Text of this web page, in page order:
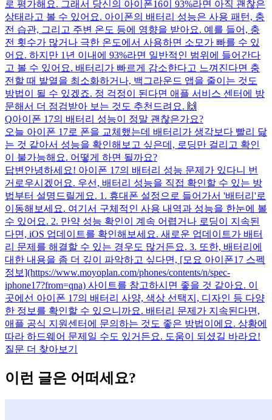
로 평가해요. 그래서 당신의 아이폰16이 93%라면 아직 괜찮은
상태라고 볼 수 있어요. 아이폰의 배터리 성능은 사용 패턴, 충
전 습관, 그리고 주변 온도 등에 영향을 받아요. 예를 들어, 충
전 횟수가 많거나 극한 온도에서 사용하면 소모가 빠를 수 있
어요. 하지만 1년 이내에 93%라면 일반적인 범위에 들어간다
고 볼 수 있어요. 배터리가 빠르게 감소한다고 느껴진다면 충
전할 때 발열을 최소화하거나, 백그라운드 앱을 줄이는 것도
방법이 될 수 있겠죠. 정 걱정이 된다면 애플 서비스 센터에 방
문해서 더 점검받아 보는 것도 추천드려요. 🙌
Q아이폰 17의 배터리 성능이 정말 괜찮은가요?
오늘 아이폰 17로 폰을 교체했는데 배터리가 생각보다 빨리 닳
는 것 같아서 성능을 확인해보고 싶은데, 로딩만 걸리고 확인
이 불가능해요. 어떻게 하면 될까요?
답변 안녕하세요! 아이폰 17의 배터리 성능 문제가 있다니 번
거로우시겠어요. 우선, 배터리 성능을 직접 확인할 수 있는 방
법부터 설명드릴게요. 1. 휴대폰 설정으로 들어가서 '배터리'로
이동해보세요. 여기서 구체적인 사용 내역과 성능을 한눈에 볼
수 있어요. 2. 만약 성능 확인이 계속 어렵거나 로딩이 지속된
다면, iOS 업데이트를 확인해보세요. 새로운 업데이트가 배터
리 문제를 해결할 수 있는 경우도 많거든요. 3. 또한, 배터리에
대한 내용을 좀 더 깊이 파악하고 싶다면, [모요 아이폰17 스펙
정보](https://www.moyoplan.com/phones/contents/n/spec-
iphone17?from=qna) 사이트를 참고하시면 좋을 것 같아요. 이
곳에선 아이폰 17의 배터리 사양, 색상 선택지, 디자인 등 다양
한 정보를 확인할 수 있으니까요. 배터리 문제가 지속된다면,
애플 공식 지원센터에 문의하는 것도 좋은 방법이에요. 상황에
따라 하드웨어 문제일 수도 있거든요. 도움이 되셨길 바라요!
질문 더 찾아보기
이런 글은 어떠세요?